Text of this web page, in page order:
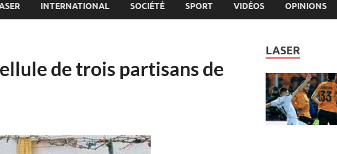
INTERNATIONAL SOCIÉTÉ SPORT VIDÉOS OPINIONS
de trois partisans de
LASER